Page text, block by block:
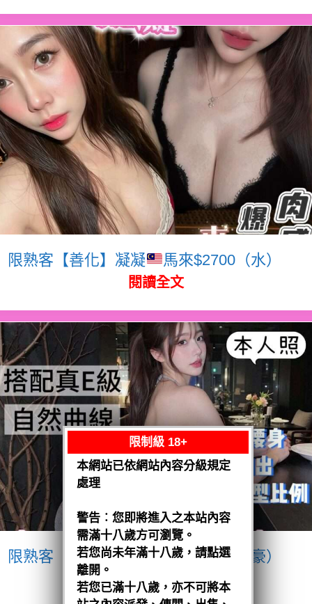
限熟客【善化】凝凝 馬來$2700（水）
閱讀全文
限熟客【南區】愛紗 越南$3200（豪）
閱讀全文
限制級 18+
本網站已依網站內容分級規定
處理
警告︰您即將進入之本站內容
需滿十八歲方可瀏覽。
若您尚未年滿十八歲，請點選
離開。
若您已滿十八歲，亦不可將本